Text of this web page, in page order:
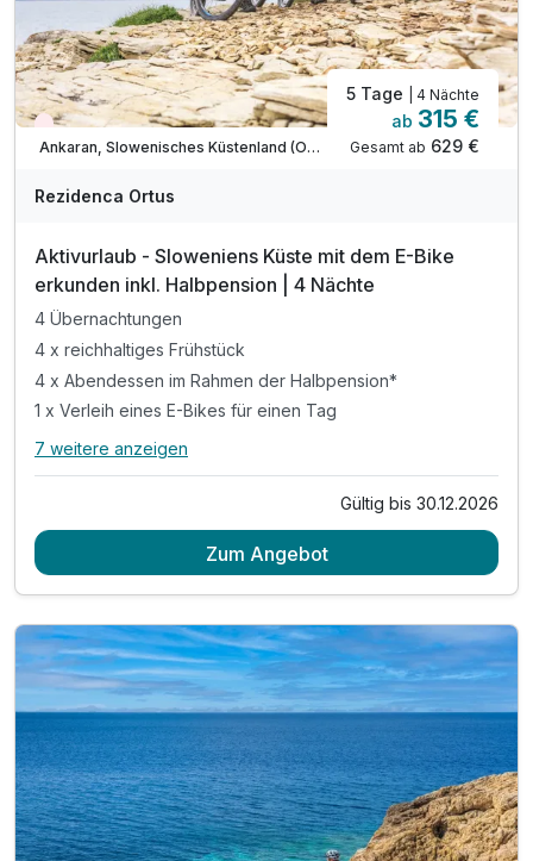
Wieder frei ab September
Ankaran, Slowenisches Küstenland (Obalno-kraska)
5 Tage | 4 Nächte
ab 315 €
Gesamt ab 629 €
Rezidenca Ortus
Aktivurlaub - Sloweniens Küste mit dem E-Bike
erkunden inkl. Halbpension | 4 Nächte
4 Übernachtungen
4 x reichhaltiges Frühstück
4 x Abendessen im Rahmen der Halbpension*
1 x Verleih eines E-Bikes für einen Tag
Alle Inklusivleistungen
4 x reichhaltiges Frühstück
1 x Eintritt in die Salzgrotte
1 x Eintritt in die Sauna für 3 Std (ab 15 jahren)
inkl. Radkarte & Infomaterial
inkl. Welcome Drink
inkl. Parkplatz & W-LAN Nutzung
Nutzung des Außenpools (ca. Mai-September)
* am Sonntag hat das Restaurant geschlossen
7 weitere anzeigen
Gültig bis 30.12.2026
Zum Angebot